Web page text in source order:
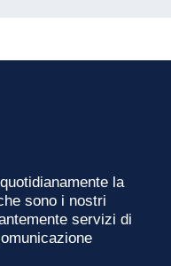
la
sono i nostri
servizi di